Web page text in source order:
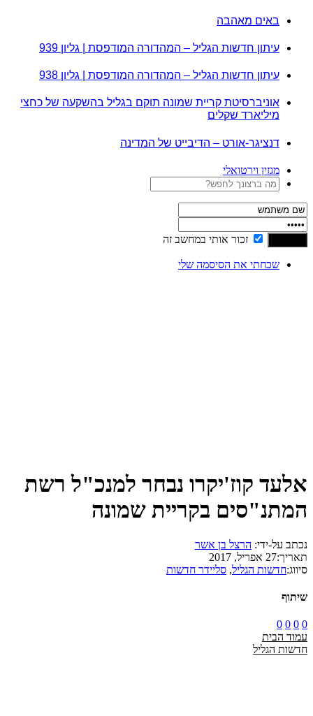
באים מאהבה
עיתון חדשות הגליל – המהדורה המודפסת | גליון 939
עיתון חדשות הגליל – המהדורה המודפסת | גליון 938
אוניברסיטת קריית שמונה תוקם בגליל בהשקעה של כחצי
מיליארד שקלים
דנציגר-אורט – הדיבייט של המדינה
מגזין וירטואלי
זכור אותי במחשב זה
שכחתי את הסיסמה שלי
אלעד קוז'יקרו נבחר למנכ"ל רשת
המתנ"סים בקריית שמונה
נכתב על-ידי: הרצל בן אשר
תאריך:27 אפריל, 2017
סיווג:חדשות הגליל, סליידר חדשות
שיתוף
0
0
0
0
עמוד הבית
חדשות הגליל